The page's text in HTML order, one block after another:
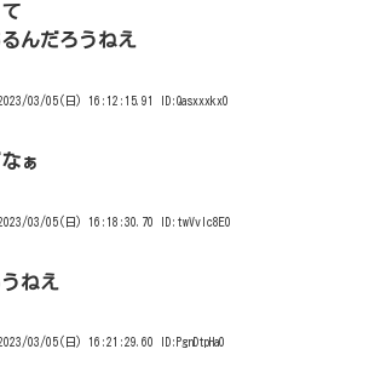
んだろうねえ
03/05(日) 16:12:15.91 ID:Qasxxxkx0
ぁ
03/05(日) 16:18:30.70 ID:twVvIc8E0
ねえ
03/05(日) 16:21:29.60 ID:PgnDtpHa0